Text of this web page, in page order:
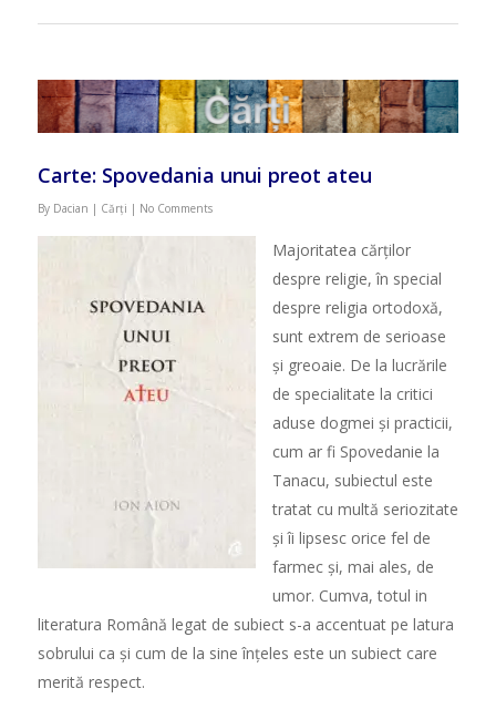
Carte: Spovedania unui preot ateu
By Dacian | Cărți | No Comments
Majoritatea cărților
despre religie, în special
despre religia ortodoxă,
sunt extrem de serioase
și greoaie. De la lucrările
de specialitate la critici
aduse dogmei și practicii,
cum ar fi Spovedanie la
Tanacu, subiectul este
tratat cu multă seriozitate
și îi lipsesc orice fel de
farmec și, mai ales, de
umor. Cumva, totul in
literatura Română legat de subiect s-a accentuat pe latura
sobrului ca și cum de la sine înțeles este un subiect care
merită respect.